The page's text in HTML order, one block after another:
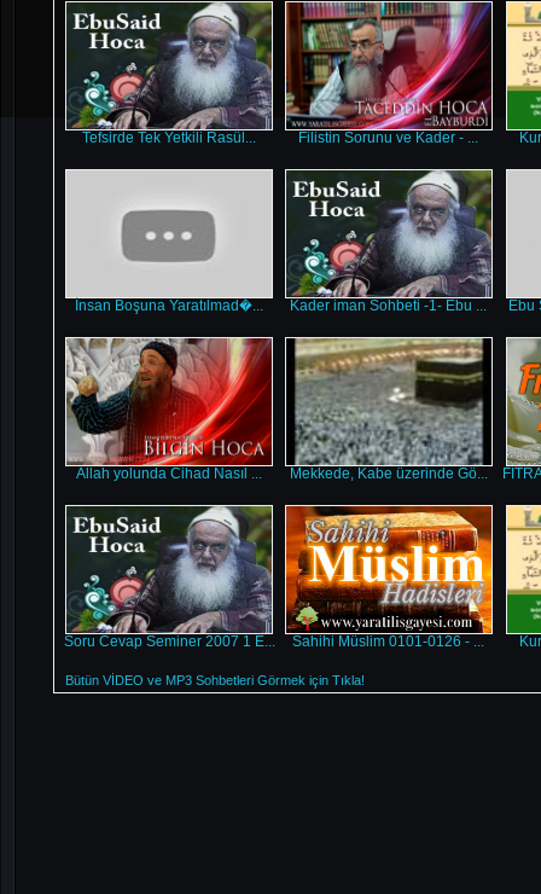
Tefsirde Tek Yetkili Rasül... Filistin Sorunu ve Kader - ...
İnsan Boşuna Yaratılmad�... Kader iman Sohbeti -1- Ebu ... Ebu
Allah yolunda Cihad Nasıl ... Mekkede, Kabe üzerinde Gö...
Soru Cevap Seminer 2007 1 E... Sahihi Müslim 0101-0126 - ...
Bütün VİDEO ve MP3 Sohbetleri Görmek için Tıkla!